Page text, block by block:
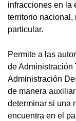
infracciones en la
territorio nacional,
particular.
Permite a las
de Administración
Administración
de manera
determinar si una
encuentra en el